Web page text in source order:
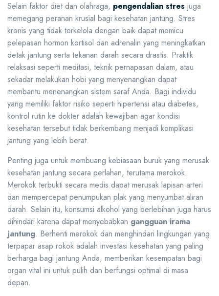
Selain faktor diet dan olahraga, pengendalian stres juga
memegang peranan krusial bagi kesehatan jantung. Stres
kronis yang tidak terkelola dengan baik dapat memicu
pelepasan hormon kortisol dan adrenalin yang meningkatkan
detak jantung serta tekanan darah secara drastis. Praktik
relaksasi seperti meditasi, teknik pernapasan dalam, atau
sekadar melakukan hobi yang menyenangkan dapat
membantu menenangkan sistem saraf Anda. Bagi individu
yang memiliki faktor risiko seperti hipertensi atau diabetes,
kontrol rutin ke dokter adalah kewajiban agar kondisi
kesehatan tersebut tidak berkembang menjadi komplikasi
jantung yang lebih berat.
Penting juga untuk membuang kebiasaan buruk yang merusak
kesehatan jantung secara perlahan, terutama merokok.
Merokok terbukti secara medis dapat merusak lapisan arteri
dan mempercepat penumpukan plak yang menyumbat aliran
darah. Selain itu, konsumsi alkohol yang berlebihan juga harus
dihindari karena dapat menyebabkan gangguan irama
jantung. Berhenti merokok dan menghindari lingkungan yang
terpapar asap rokok adalah investasi kesehatan yang paling
berharga bagi jantung Anda, memberikan kesempatan bagi
organ vital ini untuk pulih dan berfungsi optimal di masa
depan.